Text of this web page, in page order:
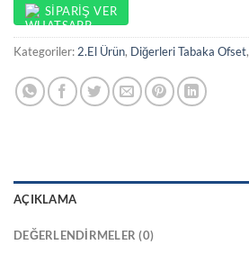
SIPARIŞ VER
Kategoriler: 2.El Ürün, Diğerleri Tabaka Ofset,
AÇIKLAMA
DEĞERLENDIRMELER (0)